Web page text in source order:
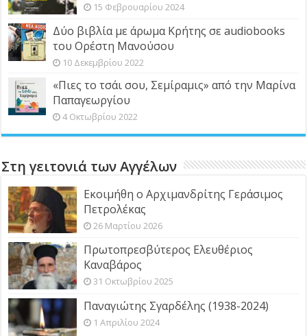
15 Φεβρουαρίου 2024
Δύο βιβλία με άρωμα Κρήτης σε audiobooks
του Ορέστη Μανούσου
10 Δεκεμβρίου 2022
«Πιες το τσάι σου, Σεμίραμις» από την Μαρίνα
Παπαγεωργίου
4 Οκτωβρίου 2022
Στη γειτονιά των Αγγέλων
Εκοιμήθη ο Αρχιμανδρίτης Γεράσιμος
Πετρολέκας
26 Μαρτίου 2026
Πρωτοπρεσβύτερος Ελευθέριος
Καναβάρος
31 Οκτωβρίου 2025
Παναγιώτης Σγαρδέλης (1938-2024)
1 Απριλίου 2024